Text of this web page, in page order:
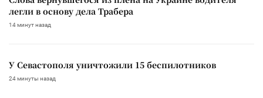
легли в основу дела Трабера
14 минут назад
У Севастополя уничтожили 15 беспилотников
24 минуты назад